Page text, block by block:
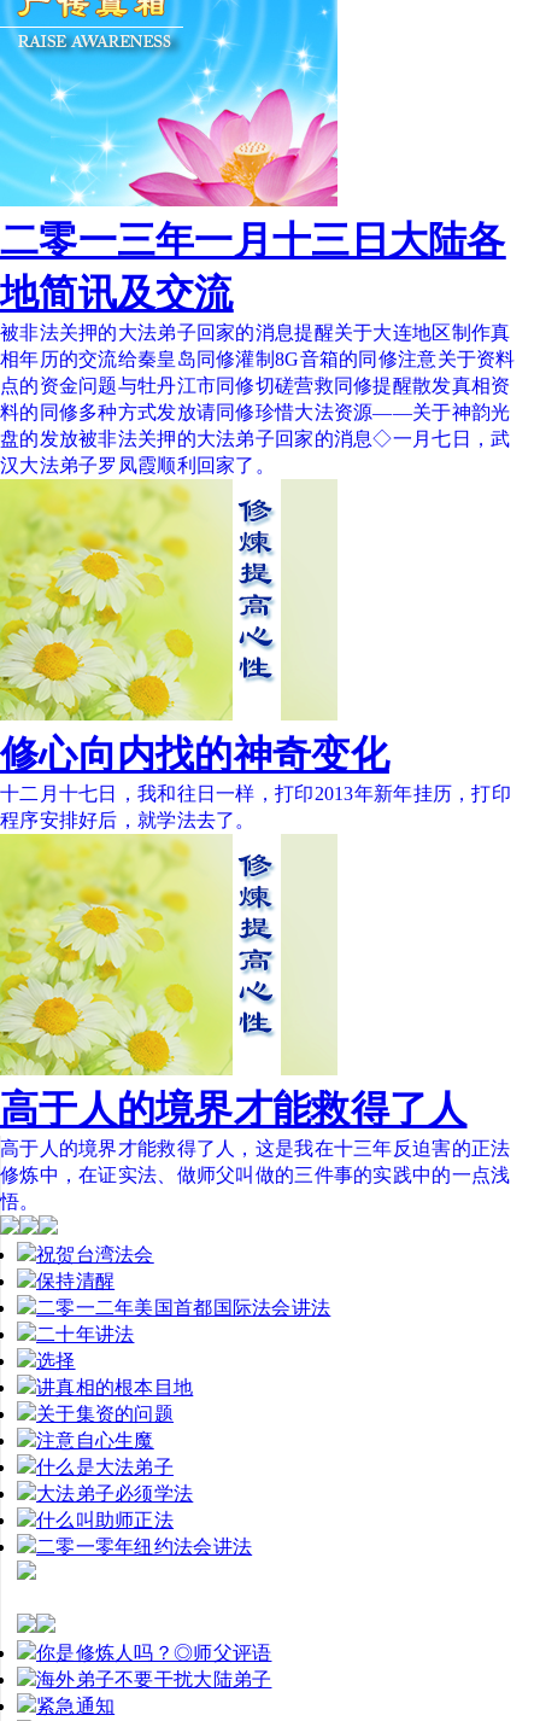
二零一三年一月十三日大陆各
地简讯及交流
被非法关押的大法弟子回家的消息提醒关于大连地区制作真
相年历的交流给秦皇岛同修灌制8G音箱的同修注意关于资料
点的资金问题与牡丹江市同修切磋营救同修提醒散发真相资
料的同修多种方式发放请同修珍惜大法资源——关于神韵光
盘的发放被非法关押的大法弟子回家的消息◇一月七日，武
汉大法弟子罗凤霞顺利回家了。
修心向内找的神奇变化
十二月十七日，我和往日一样，打印2013年新年挂历，打印
程序安排好后，就学法去了。
高于人的境界才能救得了人
高于人的境界才能救得了人，这是我在十三年反迫害的正法
修炼中，在证实法、做师父叫做的三件事的实践中的一点浅
悟。
祝贺台湾法会
保持清醒
二零一二年美国首都国际法会讲法
二十年讲法
选择
讲真相的根本目地
关于集资的问题
注意自心生魔
什么是大法弟子
大法弟子必须学法
什么叫助师正法
二零一零年纽约法会讲法
你是修炼人吗？◎师父评语
海外弟子不要干扰大陆弟子
紧急通知